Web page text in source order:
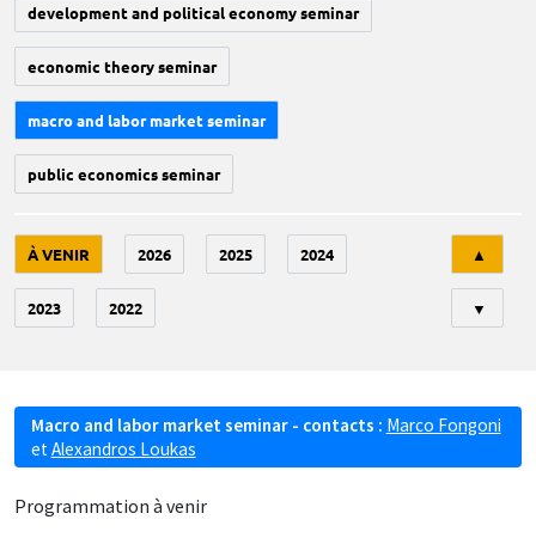
development and political economy seminar
economic theory seminar
macro and labor market seminar
public economics seminar
À VENIR 2026 2025 2024
2023 2022
▲
▼
Macro and labor market seminar - contacts : Marco Fongoni
et Alexandros Loukas
Programmation à venir